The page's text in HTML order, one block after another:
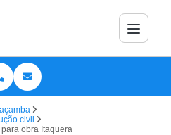
civil
obra Itaquera